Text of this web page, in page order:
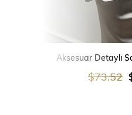
Aksesuar Detaylı
$73.52